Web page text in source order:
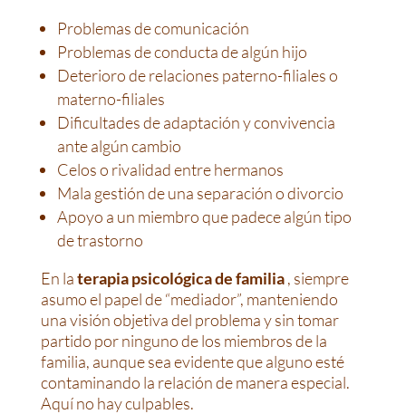
Problemas de comunicación
Problemas de conducta de algún hijo
Deterioro de relaciones paterno-filiales o
materno-filiales
Dificultades de adaptación y convivencia
ante algún cambio
Celos o rivalidad entre hermanos
Mala gestión de una separación o divorcio
Apoyo a un miembro que padece algún tipo
de trastorno
En laterapia psicológica de familia, siempre
asumo el papel de “mediador”, manteniendo
una visión objetiva del problema y sin tomar
partido por ninguno de los miembros de la
familia, aunque sea evidente que alguno esté
contaminando la relación de manera especial.
Aquí no hay culpables.